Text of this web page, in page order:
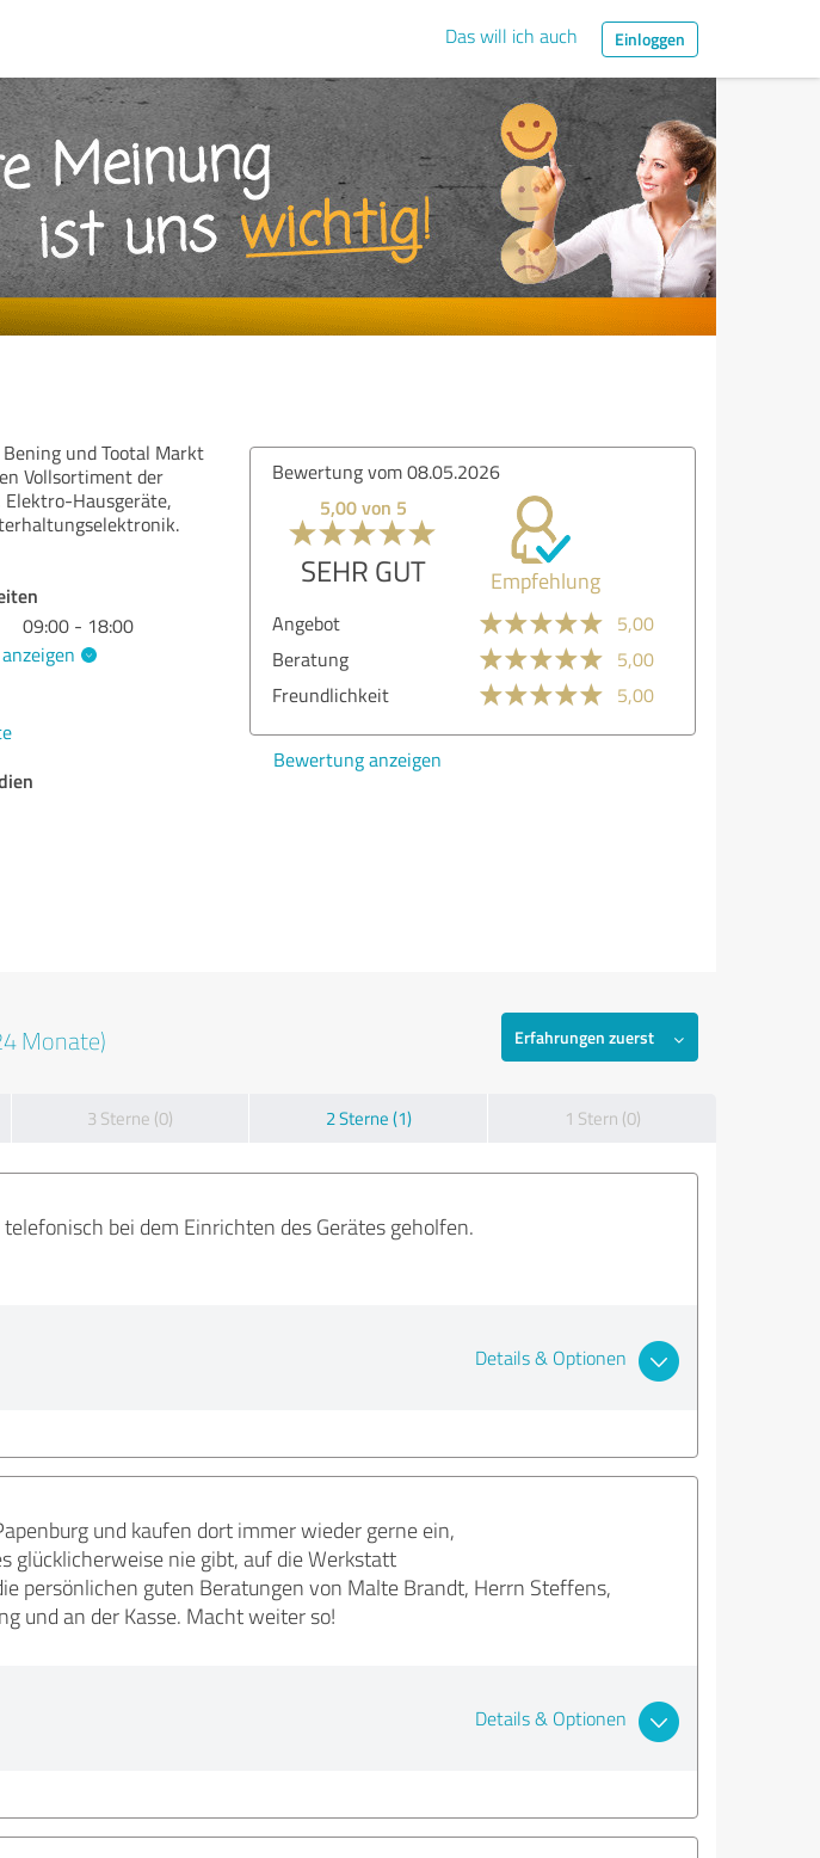
Das will ich auch Einloggen
und Tootal Markt
Vollsortiment der
Hausgeräte,
09:00 - 18:00
Bewertung vom 04.01.2026
5,00 von 5
SEHR GUT Empfehlung
Angebot
5,00
Beratung
5,00
Freundlichkeit
5,00
Bewertung anzeigen
Monate) Erfahrungen zuerst
3 Sterne (0) 2 Sterne (1) 1 Stern (0)
bei dem Einrichten des Gerätes geholfen.
Details & Optionen
und kaufen dort immer wieder gerne ein,
glücklicherweise nie gibt, auf die Werkstatt
persönlichen guten Beratungen von Malte Brandt, Herrn Steffens,
und an der Kasse. Macht weiter so!
Details & Optionen